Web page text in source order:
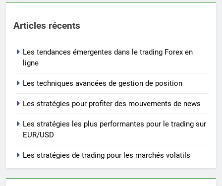
Articles récents
Les tendances émergentes dans le trading Forex en
ligne
Les techniques avancées de gestion de position
Les stratégies pour profiter des mouvements de news
Les stratégies les plus performantes pour le trading sur
EUR/USD
Les stratégies de trading pour les marchés volatils